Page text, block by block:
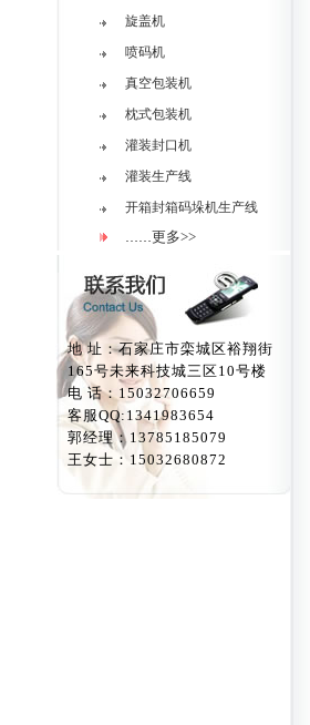
旋盖机
喷码机
真空包装机
枕式包装机
灌装封口机
灌装生产线
开箱封箱码垛机生产线
……更多>>
地 址：石家庄市栾城区裕翔街
165号未来科技城三区10号楼
电 话：15032706659
客服QQ:1341983654
郭经理：13785185079
王女士：15032680872